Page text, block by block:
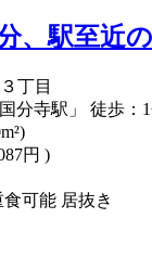
、駅至近
丁目
分寺駅」 徒歩：
円 )
食可能 居抜き